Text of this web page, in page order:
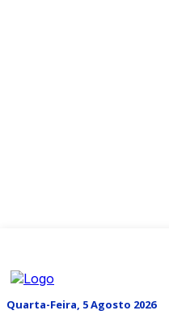
Quarta-Feira, 5 Agosto 2026